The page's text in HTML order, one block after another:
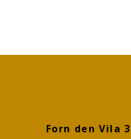
Forn den Vila 3